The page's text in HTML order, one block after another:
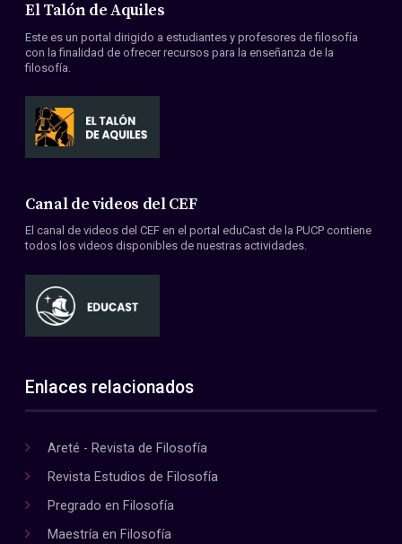
El Talón de Aquiles
Este es un portal dirigido a estudiantes y profesores de filosofía
con la finalidad de ofrecer recursos para la enseñanza de la
filosofía.
Canal de videos del CEF
El canal de videos del CEF en el portal eduCast de la PUCP contiene
todos los videos disponibles de nuestras actividades.
Enlaces relacionados
Areté - Revista de Filosofía
Revista Estudios de Filosofía
Pregrado en Filosofía
Maestría en Filosofía